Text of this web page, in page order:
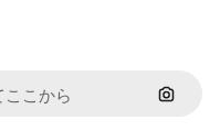
画像で